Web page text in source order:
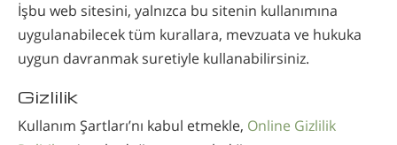
İşbu web sitesini, yalnızca bu sitenin kullanımına
uygulanabilecek tüm kurallara, mevzuata ve hukuka
uygun davranmak suretiyle kullanabilirsiniz.
Gizlilik
Kullanım Şartları’nı kabul etmekle, Online Gizlilik